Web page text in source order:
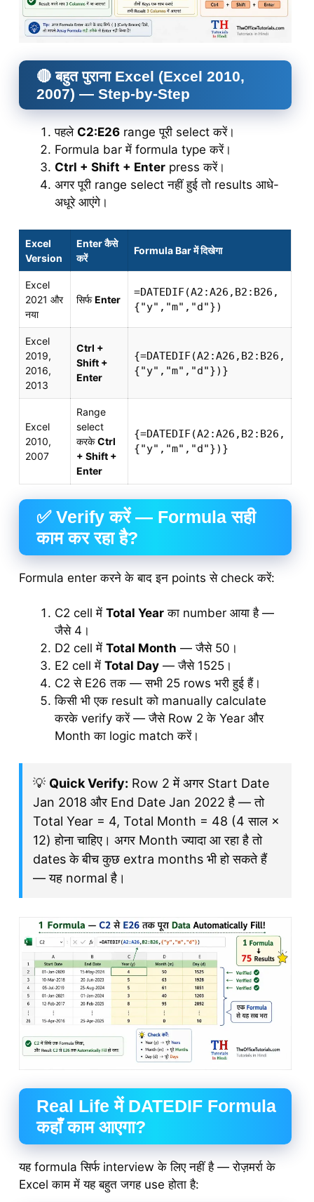
🔴 बहुत पुराना Excel (Excel 2010,
2007) — Step-by-Step
पहले C2:E26 range पूरी select करें।
Formula bar में formula type करें।
Ctrl + Shift + Enter press करें।
अगर पूरी range select नहीं हुई तो results आधे-
अधूरे आएंगे।
Excel
Version
Enter कैसे
करें
Formula Bar में दिखेगा
Excel
2021 और
नया
सिर्फEnter
=DATEDIF(A2:A26,B2:B26,
{"y","m","d"})
Excel
2019,
2016,
2013
Ctrl +
Shift +
Enter
{=DATEDIF(A2:A26,B2:B26,
{"y","m","d"})}
Excel
2010,
2007
Range
select
करकेCtrl
+ Shift +
Enter
{=DATEDIF(A2:A26,B2:B26,
{"y","m","d"})}
✅ Verify करें — Formula सही
काम कर रहा है?
Formula enter करने के बाद इन points से check करें:
C2 cell में Total Year का number आया है —
जैसे 4।
D2 cell में Total Month — जैसे 50।
E2 cell में Total Day — जैसे 1525।
C2 से E26 तक — सभी 25 rows भरी हुई हैं।
किसी भी एक result को manually calculate
करके verify करें — जैसे Row 2 के Year और
Month का logic match करें।
💡 Quick Verify: Row 2 में अगर Start Date
Jan 2018 और End Date Jan 2022 है — तो
Total Year = 4, Total Month = 48 (4 साल ×
12) होना चाहिए। अगर Month ज्यादा आ रहा है तो
dates के बीच कुछ extra months भी हो सकते हैं
— यह normal है।
Real Life में DATEDIF Formula
कहाँ काम आएगा?
यह formula सिर्फ interview के लिए नहीं है — रोज़मर्रा के
Excel काम में यह बहुत जगह use होता है: